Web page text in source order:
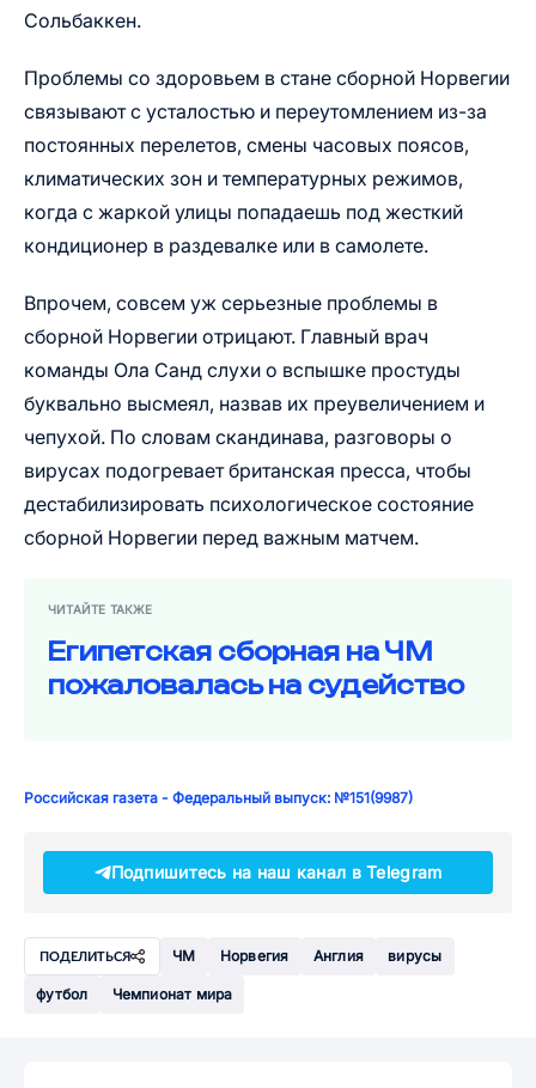
Сольбаккен.
Проблемы со здоровьем в стане сборной Норвегии
связывают с усталостью и переутомлением из-за
постоянных перелетов, смены часовых поясов,
климатических зон и температурных режимов,
когда с жаркой улицы попадаешь под жесткий
кондиционер в раздевалке или в самолете.
Впрочем, совсем уж серьезные проблемы в
сборной Норвегии отрицают. Главный врач
команды Ола Санд слухи о вспышке простуды
буквально высмеял, назвав их преувеличением и
чепухой. По словам скандинава, разговоры о
вирусах подогревает британская пресса, чтобы
дестабилизировать психологическое состояние
сборной Норвегии перед важным матчем.
ЧИТАЙТЕ ТАКЖЕ
Египетская сборная на ЧМ
пожаловалась на судейство
Российская газета - Федеральный выпуск: №151(9987)
Подпишитесь на наш канал в Telegram
ПОДЕЛИТЬСЯ ЧМ Норвегия Англия вирусы
футбол Чемпионат мира